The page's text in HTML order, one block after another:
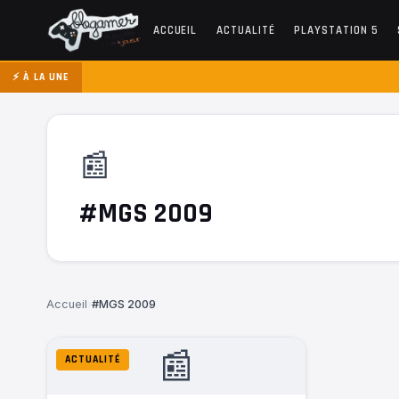
ACCUEIL ACTUALITÉ PLAYSTATION 5
⚡ À LA UNE
📰
#MGS 2009
Accueil #MGS 2009
📰
ACTUALITÉ